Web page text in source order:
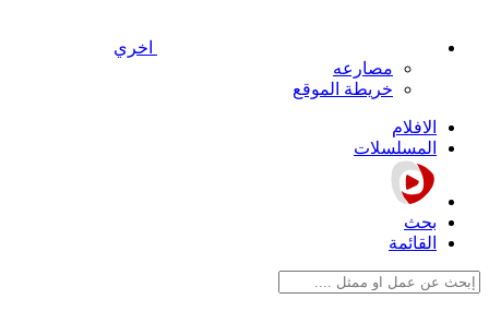
اخري
مصارعه
خريطة الموقع
الافلام
المسلسلات
بحث
القائمة